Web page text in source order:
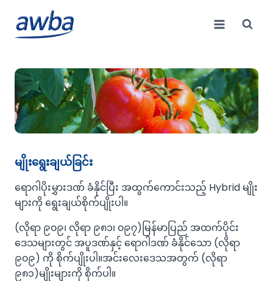
content
မျိုးရွေးချယ်ခြင်း
ရောဂါပိုးမွှားဒဏ် ခံနိုင်ပြီး အထွက်ကောင်းသည့် Hybrid မျိုး
များကို ရွေးချယ်စိုက်ပျိုးပါ။
(လိုရာ ၉၀၉၊ လိုရာ ၉၈၁၊ ၀၉၇)မြန်မာပြည် အထက်ပိုင်း
ဒေသများတွင် အပူဒဏ်နှင့် ရောဂါဒဏ် ခံနိုင်သော (လိုရာ
၉၀၉) ကို စိုက်ပျိုးပါ။အင်းလေးဒေသအတွက် (လိုရာ
၉၈၁)မျိုးများကို စိုက်ပါ။